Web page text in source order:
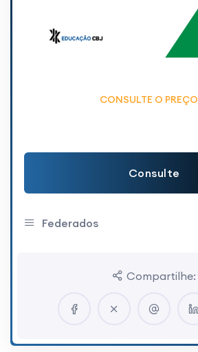
CONSULTE O PREÇO
Consulte
Federados
Compartilhe: